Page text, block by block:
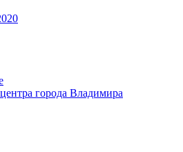
города Владимира